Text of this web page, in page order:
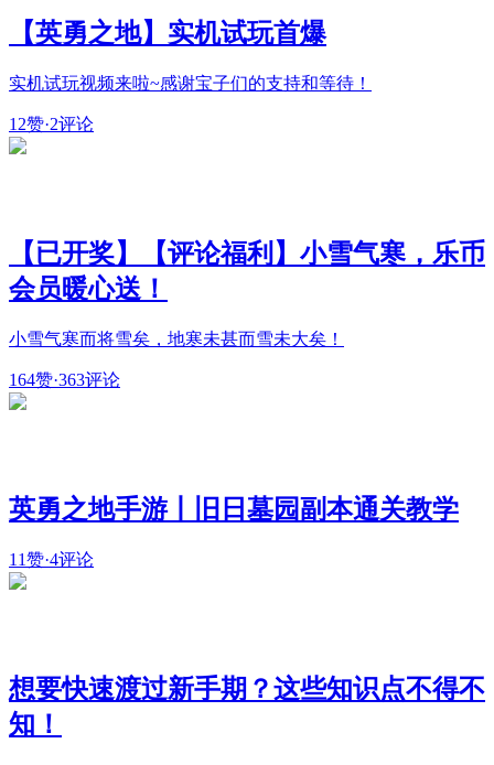
【英勇之地】实机试玩首爆
实机试玩视频来啦~感谢宝子们的支持和等待！
12赞·2评论
【已开奖】【评论福利】小雪气寒，乐币
会员暖心送！
小雪气寒而将雪矣，地寒未甚而雪未大矣！
164赞·363评论
英勇之地手游丨旧日墓园副本通关教学
11赞·4评论
想要快速渡过新手期？这些知识点不得不
知！